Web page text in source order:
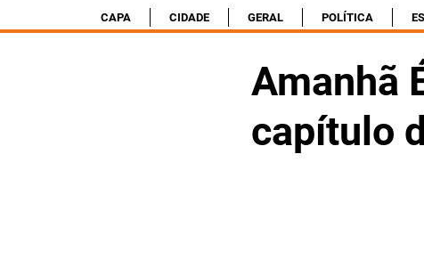
CAPA CIDADE GERAL POLÍTICA
Amanhã
capítulo